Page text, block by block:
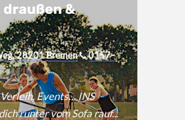
draußen &
28201 Bremen
0157–
Events… INS
runter vom Sofa rauf...